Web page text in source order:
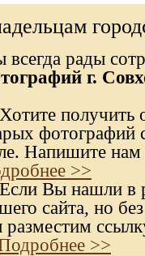
рады
г.
Хотите получить
фотографий
Напишите нам
>>
Если Вы нашли в
сайта, но
>>